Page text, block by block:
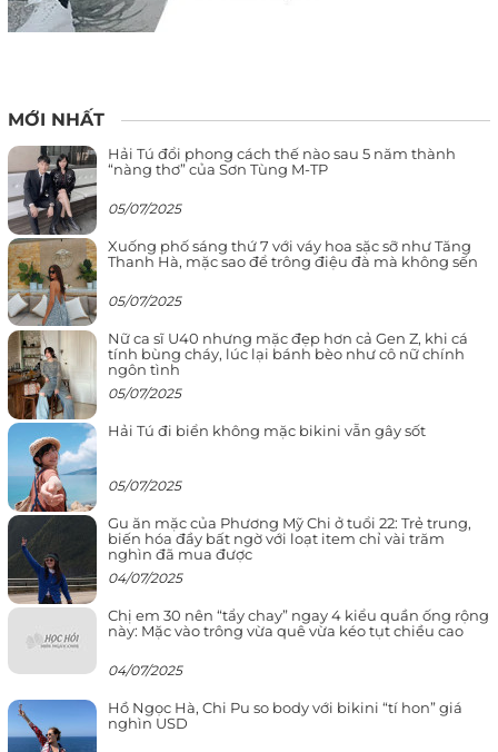
MỚI NHẤT
Hải Tú đổi phong cách thế nào sau 5 năm thành
“nàng thơ” của Sơn Tùng M-TP
05/07/2025
Xuống phố sáng thứ 7 với váy hoa sặc sỡ như Tăng
Thanh Hà, mặc sao để trông điệu đà mà không sến
05/07/2025
Nữ ca sĩ U40 nhưng mặc đẹp hơn cả Gen Z, khi cá
tính bùng cháy, lúc lại bánh bèo như cô nữ chính
ngôn tình
05/07/2025
Hải Tú đi biển không mặc bikini vẫn gây sốt
05/07/2025
Gu ăn mặc của Phương Mỹ Chi ở tuổi 22: Trẻ trung,
biến hóa đầy bất ngờ với loạt item chỉ vài trăm
nghìn đã mua được
04/07/2025
Chị em 30 nên “tẩy chay” ngay 4 kiểu quần ống rộng
này: Mặc vào trông vừa quê vừa kéo tụt chiều cao
04/07/2025
Hồ Ngọc Hà, Chi Pu so body với bikini “tí hon” giá
nghìn USD